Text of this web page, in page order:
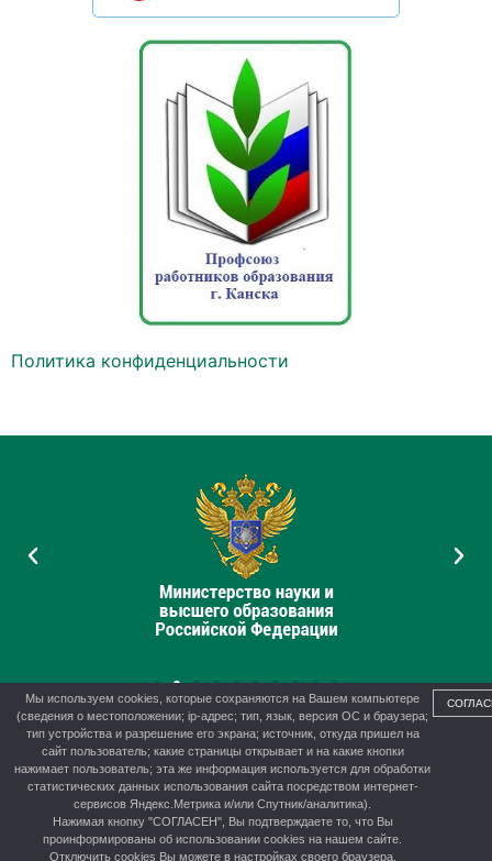
Политика конфиденциальности
© 2012-2026 г. Управление образования администрации г.
Канска
Мы используем cookies, которые сохраняются на Вашем компьютере
(сведения о местоположении; ip-адрес; тип, язык, версия ОС и браузера;
тип устройства и разрешение его экрана; источник, откуда пришел на
сайт пользователь; какие страницы открывает и на какие кнопки
нажимает пользователь; эта же информация используется для обработки
статистических данных использования сайта посредством интернет-
сервисов Яндекс.Метрика и/или Спутник/аналитика).
Нажимая кнопку "СОГЛАСЕН", Вы подтверждаете то, что Вы
проинформированы об использовании cookies на нашем сайте.
Отключить cookies Вы можете в настройках своего браузера.